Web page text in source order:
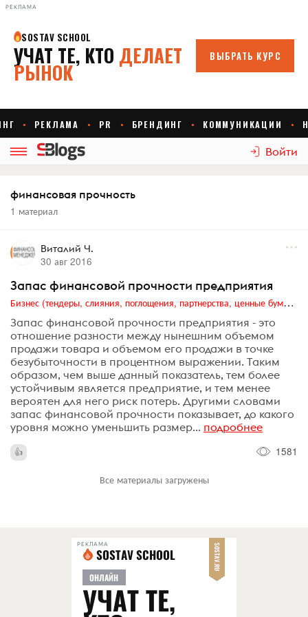
РЕКЛАМА
Войти
финансовая прочность
1 материал
Виталий Ч.
30 авг 2016
Запас финансовой прочности предприятия
Бизнес (тендеры, слияния, поглощения, партнерства, ценные бумаги, акционеры, финансы и отчетность)
Запас финансовой прочности предприятия - это
отношение разности между нынешним объемом
продажи товара и объемом его продажи в точке
безубыточности в процентном выражении. Таким
образом, чем выше данный показатель, тем более
устойчивым является предприятие, и тем менее
вероятен для него риск потерь. Другими словами
запас финансовой прочности показывает, до какого
уровня можно уменьшить размер... подробнее
1581
Все материалы загружены
РЕКЛАМА